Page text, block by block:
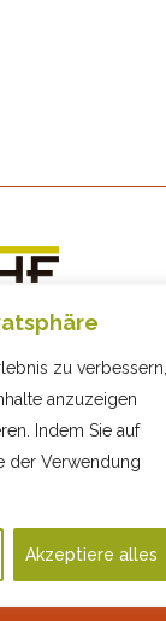
zu verbessern,
anzuzeigen
Indem Sie auf
der Verwendung
Akzeptiere alles